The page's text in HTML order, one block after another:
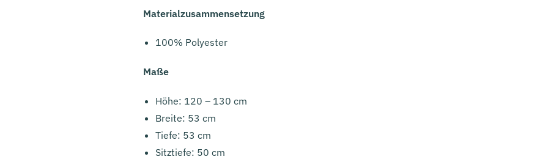
Materialzusammensetzung
100% Polyester
Maße
Höhe: 120 – 130 cm
Breite: 53 cm
Tiefe: 53 cm
Sitztiefe: 50 cm